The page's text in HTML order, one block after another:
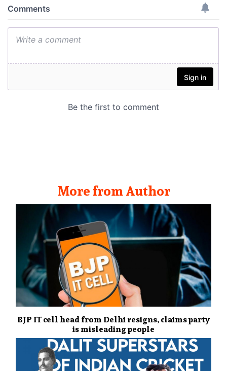
More from Author
BJP IT cell head from Delhi resigns, claims party
is misleading people